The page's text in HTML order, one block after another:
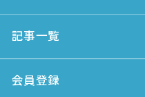
記事一覧
会員登録